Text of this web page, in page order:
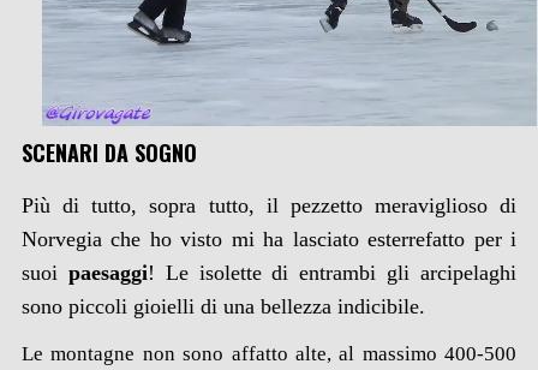
SCENARI DA SOGNO
Più di tutto, sopra tutto, il pezzetto meraviglioso di
Norvegia che ho visto mi ha lasciato esterrefatto per i
suoi paesaggi! Le isolette di entrambi gli arcipelaghi
sono piccoli gioielli di una bellezza indicibile.
Le montagne non sono affatto alte, al massimo 400-500